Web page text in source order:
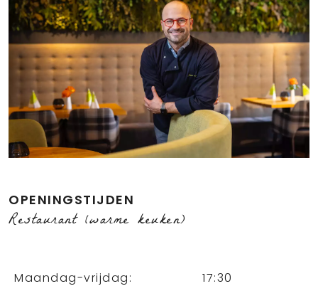
OPENINGSTIJDEN
Restaurant (warme keuken)
Maandag-vrijdag:
17:30